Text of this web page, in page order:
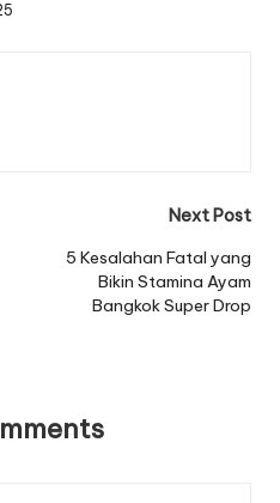
Next Post
5 Kesalahan Fatal yang
Bikin Stamina Ayam
Bangkok Super Drop